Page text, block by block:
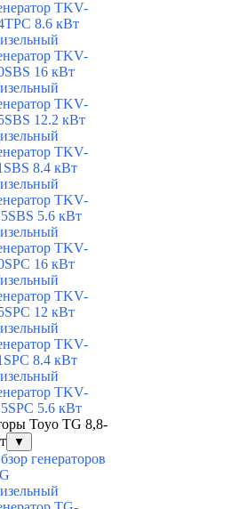
TKV-
8.6 кВт
TKV-
16 кВт
TKV-
12.2 кВт
TKV-
8.4 кВт
TKV-
5.6 кВт
TKV-
16 кВт
TKV-
12 кВт
TKV-
8.4 кВт
TKV-
5.6 кВт
Toyo TG 8,8-
▼
генераторов